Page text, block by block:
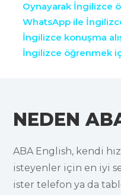
Oynayarak İngilizce
WhatsApp ile
İngilizce konuşma
İngilizce öğrenmek
NEDEN
ABA English, kendi
isteyenler için en iyi
ister telefon ya da